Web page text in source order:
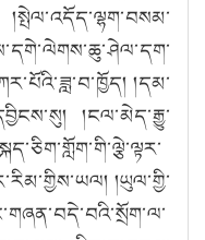
།དམ་
།ངལ་མེད་རྒྱུ་
།ཡུལ་གྱི་